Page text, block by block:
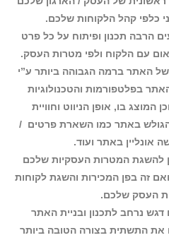
כלפי קהל הלקוחות שלכם.
הרבה תכנון ופיתוח על כל פרט
עם הלקוח ולפי מטרות העסק.
האתר ברמה הגבוהה ביותר ע”י
בפלטפורמות והטכנולוגיות
המוצג בו, אופן הניווט וחוויית
באתר כמו השארת פרטים /
אונליין באתר ועוד.
להשגת המטרות העסקיות שלכם
זה בפן המכירות והשגת לקוחות
העסק שלכם.
נרחב לתכנון ובניית האתר
את התשתית בצורה הטובה ביותר